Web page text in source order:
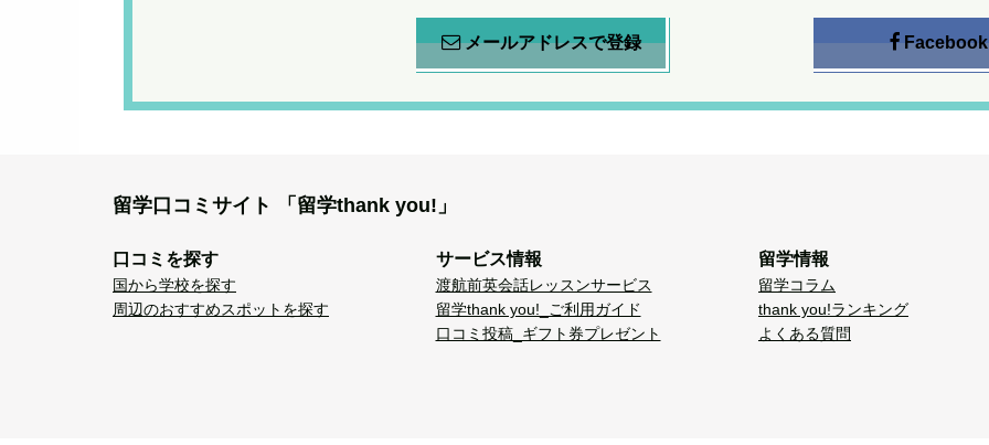
メールアドレスで登録 Facebook
留学口コミサイト 「留学thank you!」
口コミを探す
国から学校を探す
周辺のおすすめスポットを探す
サービス情報
渡航前英会話レッスンサービス
留学thank you!_ご利用ガイド
口コミ投稿_ギフト券プレゼント
留学情報
留学コラム
thank you!ランキング
よくある質問